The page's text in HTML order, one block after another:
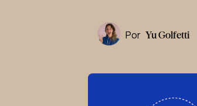
Por Yu Golfetti